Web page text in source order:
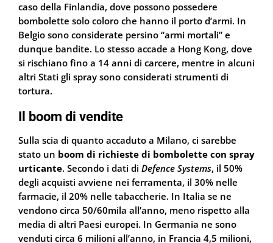
caso della Finlandia, dove possono possedere
bombolette solo coloro che hanno il porto d’armi. In
Belgio sono considerate persino “armi mortali” e
dunque bandite. Lo stesso accade a Hong Kong, dove
si rischiano fino a 14 anni di carcere, mentre in alcuni
altri Stati gli spray sono considerati strumenti di
tortura.
Il boom di vendite
Sulla scia di quanto accaduto a Milano, ci sarebbe
stato un boom di richieste di bombolette con spray
urticante. Secondo i dati di Defence Systems, il 50%
degli acquisti avviene nei ferramenta, il 30% nelle
farmacie, il 20% nelle tabaccherie. In Italia se ne
vendono circa 50/60mila all’anno, meno rispetto alla
media di altri Paesi europei. In Germania ne sono
venduti circa 6 milioni all’anno, in Francia 4,5 milioni,